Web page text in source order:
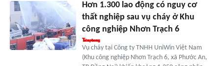
Hơn 1.300 lao động có nguy cơ
thất nghiệp sau vụ cháy ở Khu
công nghiệp Nhơn Trạch 6
Vụ cháy tại Công ty TNHH UniWin Việt Nam
(Khu công nghiệp Nhơn Trạch 6, xã Phước An,